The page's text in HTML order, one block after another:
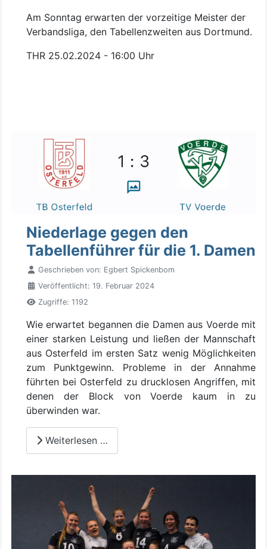
Am Sonntag erwarten der vorzeitige Meister der
Verbandsliga, den Tabellenzweiten aus Dortmund.
THR 25.02.2024 - 16:00 Uhr
Niederlage gegen den
Tabellenführer für die 1. Damen
Geschrieben von: Egbert Spickenbom
Veröffentlicht: 19. Februar 2024
Zugriffe: 1192
Wie erwartet begannen die Damen aus Voerde mit
einer starken Leistung und ließen der Mannschaft
aus Osterfeld im ersten Satz wenig Möglichkeiten
zum Punktgewinn. Probleme in der Annahme
führten bei Osterfeld zu drucklosen Angriffen, mit
denen der Block von Voerde kaum in zu
überwinden war.
Weiterlesen …